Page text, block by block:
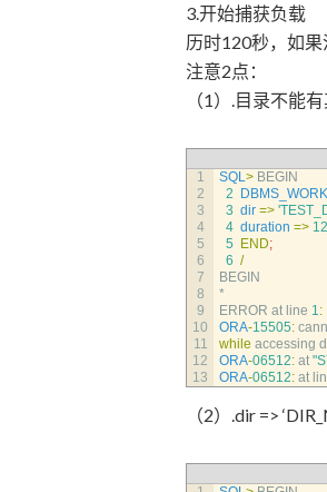
3.开始捕获负载
历时120秒，如果
注意2点：
（1）.目录不能
1
2
3
4
5
6
7
8
9
10
11
12
13
SQL > BEGIN
2
3 dir =>
4 duration =>
5 END;
6 /
BEGIN
*
ERROR at line 1 :
ORA-15505:
while accessing
ORA-06512: at
ORA-06512: at
（2）.dir =>